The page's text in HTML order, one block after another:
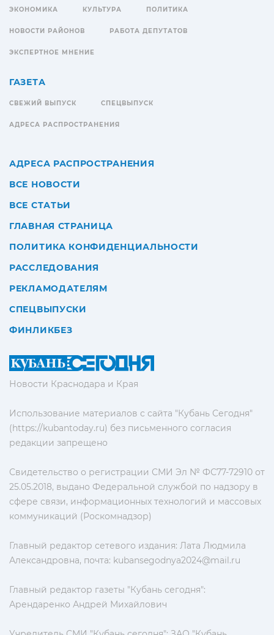
Новости Краснодара и Края
Использование материалов с сайта "Кубань Сегодня"
(https://kubantoday.ru) без письменного согласия
редакции запрещено
Свидетельство о регистрации СМИ Эл № ФС77-72910 от
25.05.2018, выдано Федеральной службой по надзору в
сфере связи, информационных технологий и массовых
коммуникаций (Роскомнадзор)
Главный редактор сетевого издания: Лата Людмила
Александровна, почта: kubansegodnya2024@mail.ru
Главный редактор газеты "Кубань сегодня":
Арендаренко Андрей Михайлович
ЭКОНОМИКА КУЛЬТУРА ПОЛИТИКА
НОВОСТИ РАЙОНОВ РАБОТА ДЕПУТАТОВ
ЭКСПЕРТНОЕ МНЕНИЕ
ГАЗЕТА
СВЕЖИЙ ВЫПУСК СПЕЦВЫПУСК
АДРЕСА РАСПРОСТРАНЕНИЯ
АДРЕСА РАСПРОСТРАНЕНИЯ
ВСЕ НОВОСТИ
ВСЕ СТАТЬИ
ГЛАВНАЯ СТРАНИЦА
ПОЛИТИКА КОНФИДЕНЦИАЛЬНОСТИ
РАССЛЕДОВАНИЯ
РЕКЛАМОДАТЕЛЯМ
СПЕЦВЫПУСКИ
ФИНЛИКБЕЗ